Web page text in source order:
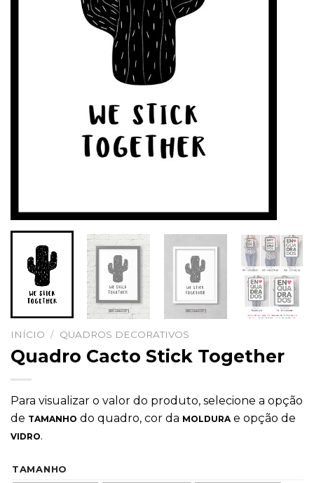
INÍCIO / QUADROS DECORATIVOS
Quadro Cacto Stick Together
Para visualizar o valor do produto, selecione a opção
de TAMANHO do quadro, cor da MOLDURAe opção de
VIDRO.
TAMANHO